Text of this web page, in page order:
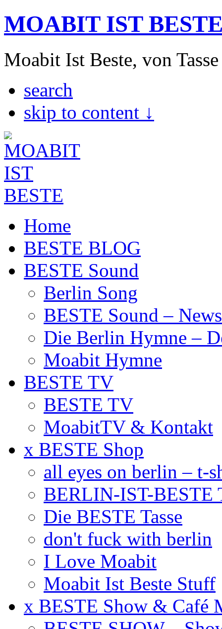
MOABIT IST
Moabit Ist Beste, von
search
skip to content ↓
Home
BESTE BLOG
BESTE Sound
Berlin Song
BESTE Sound –
Die Berlin Hymne –
Moabit Hymne
BESTE TV
BESTE TV
MoabitTV & Kontakt
x BESTE Shop
all eyes on berlin – t-
BERLIN-IST-BESTE
Die BESTE Tasse
don't fuck with berlin
I Love Moabit
Moabit Ist Beste Stuff
x BESTE Show & Café